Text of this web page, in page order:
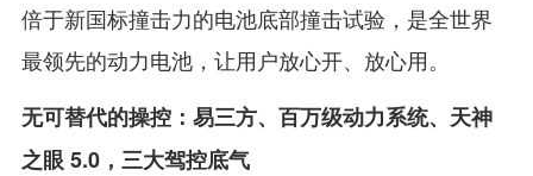
倍于新国标撞击力的电池底部撞击试验，是全世界
最领先的动力电池，让用户放心开、放心用。
无可替代的操控：易三方、百万级动力系统、天神
之眼 5.0，三大驾控底气